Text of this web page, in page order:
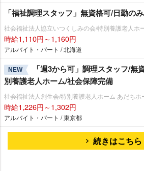
「福祉調理スタッフ」無資格可/日勤の
社会福祉法人協立いつくしみの会/特別養護老人ホ
時給1,110円～1,160円
アルバイト・パート / 北海道
NEW
「週3から可」調理スタッフ/無
別養護老人ホーム/社会保障完備
社会福祉法人創生会/特別養護老人ホーム あだちホ
時給1,226円～1,302円
アルバイト・パート / 東京都
続きはこちら